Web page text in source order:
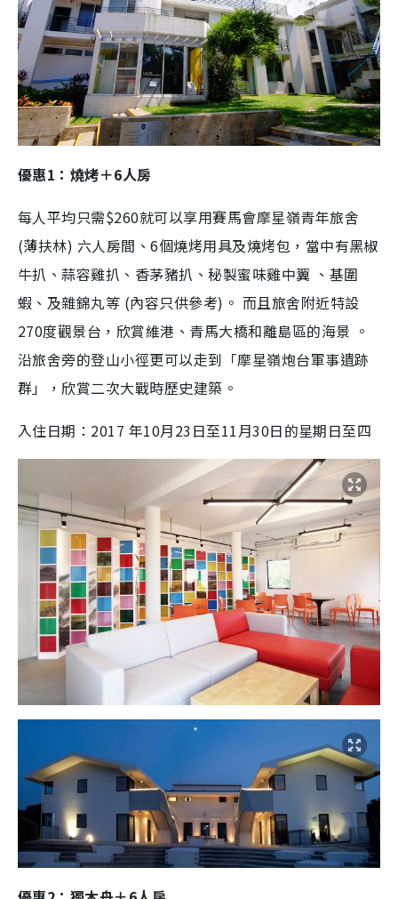
優惠1：燒烤＋6人房
每人平均只需$260就可以享用賽馬會摩星嶺青年旅舍
(薄扶林) 六人房間、6個燒烤用具及燒烤包，當中有黑椒
牛扒、蒜容雞扒、香茅豬扒、秘製蜜味雞中翼 、基圍
蝦、及雜錦丸等 (內容只供參考)。 而且旅舍附近特設
270度觀景台，欣賞維港、青馬大橋和離島區的海景 。
沿旅舍旁的登山小徑更可以走到「摩星嶺炮台軍事遺跡
群」，欣賞二次大戰時歷史建築。
入住日期：2017 年10月23日至11月30日的星期日至四